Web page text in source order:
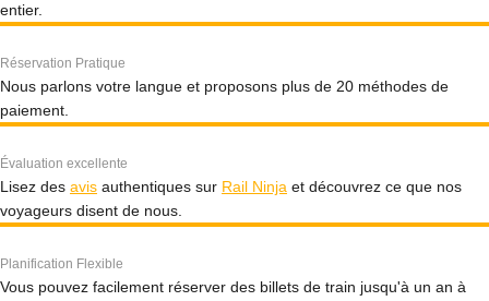
entier.
Réservation Pratique
Nous parlons votre langue et proposons plus de 20 méthodes de
paiement.
Évaluation excellente
Lisez des avis authentiques sur Rail Ninja et découvrez ce que nos
voyageurs disent de nous.
Planification Flexible
Vous pouvez facilement réserver des billets de train jusqu'à un an à